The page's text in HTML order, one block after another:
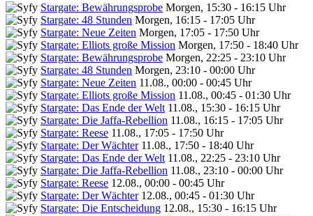
Stargate: Bewährungsprobe Morgen, 15:30 - 16:15 Uhr
Stargate: 48 Stunden Morgen, 16:15 - 17:05 Uhr
Stargate: Neue Zeiten Morgen, 17:05 - 17:50 Uhr
Stargate: Elliots große Mission Morgen, 17:50 - 18:40 Uhr
Stargate: Bewährungsprobe Morgen, 22:25 - 23:10 Uhr
Stargate: 48 Stunden Morgen, 23:10 - 00:00 Uhr
Stargate: Neue Zeiten 11.08., 00:00 - 00:45 Uhr
Stargate: Elliots große Mission 11.08., 00:45 - 01:30 Uhr
Stargate: Das Ende der Welt 11.08., 15:30 - 16:15 Uhr
Stargate: Die Jaffa-Rebellion 11.08., 16:15 - 17:05 Uhr
Stargate: Reese 11.08., 17:05 - 17:50 Uhr
Stargate: Der Wächter 11.08., 17:50 - 18:40 Uhr
Stargate: Das Ende der Welt 11.08., 22:25 - 23:10 Uhr
Stargate: Die Jaffa-Rebellion 11.08., 23:10 - 00:00 Uhr
Stargate: Reese 12.08., 00:00 - 00:45 Uhr
Stargate: Der Wächter 12.08., 00:45 - 01:30 Uhr
Stargate: Die Entscheidung 12.08., 15:30 - 16:15 Uhr